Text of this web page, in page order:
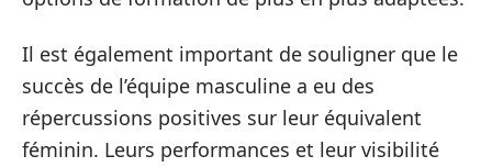
Il est également important de souligner que le
succès de l’équipe masculine a eu des
répercussions positives sur leur équivalent
féminin. Leurs performances et leur visibilité